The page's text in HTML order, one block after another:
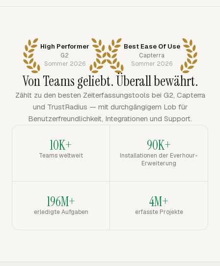
High Performer
G2
Sommer 2026
Best Ease Of Use
Capterra
Sommer 2026
Von Teams geliebt. Überall bewährt.
Zählt zu den besten Zeiterfassungstools bei G2, Capterra
und TrustRadius — mit durchgängigem Lob für
Benutzerfreundlichkeit, Integrationen und Support.
10K+
Teams weltweit
90K+
Installationen der Everhour-
Erweiterung
196M+
erledigte Aufgaben
4M+
erfasste Projekte